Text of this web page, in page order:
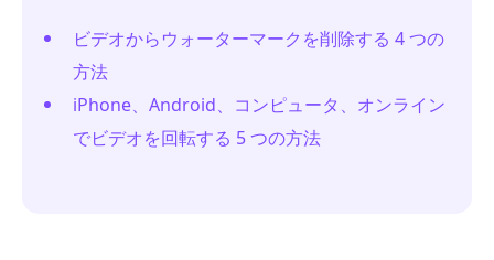
ビデオからウォーターマークを削除する 4 つの
方法
iPhone、Android、コンピュータ、オンライン
でビデオを回転する 5 つの方法